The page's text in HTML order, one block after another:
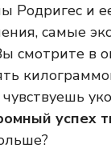
Родригес и
самые
смотрите в
успех